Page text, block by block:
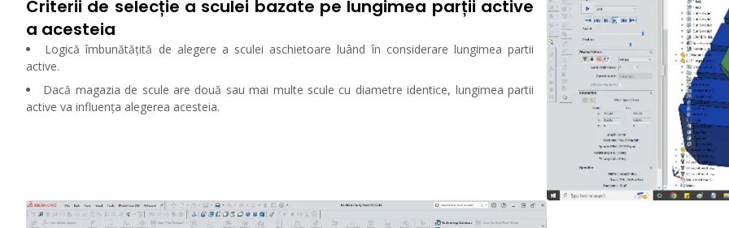
Criterii de selecție a sculei bazate pe lungimea parții active
a acesteia
Logică îmbunătățită de alegere a sculei aschietoare luând în considerare lungimea partii
active.
Dacă magazia de scule are două sau mai multe scule cu diametre identice, lungimea partii
active va influența alegerea acesteia.